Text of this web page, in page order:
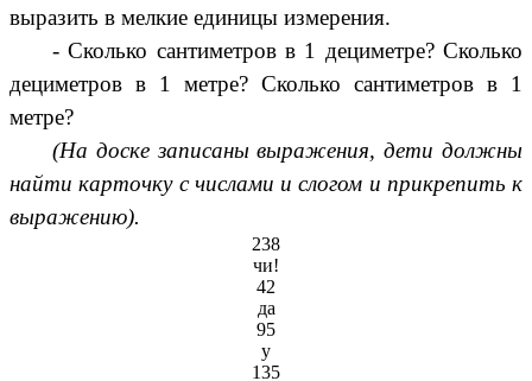
выразить в мелкие единицы измерения.
- Сколько сантиметров в 1 дециметре? Сколько
дециметров в 1 метре? Сколько сантиметров в 1
метре?
(На доске записаны выражения, дети должны
найти карточку с числами и слогом и прикрепить к
выражению).
238
чи!
42
да
95
у
135